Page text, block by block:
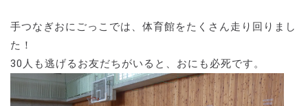
手つなぎおにごっこでは、体育館をたくさん走り回りまし
た！
30人も逃げるお友だちがいると、おにも必死です。